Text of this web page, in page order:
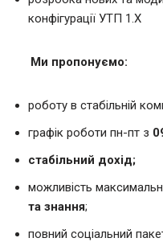
конфігурації УТП 1.Х
Ми пропонуємо:
роботу в стабільній
графік роботи пн-пт з
стабільний дохід;
можливість
та знання;
повний соціальний